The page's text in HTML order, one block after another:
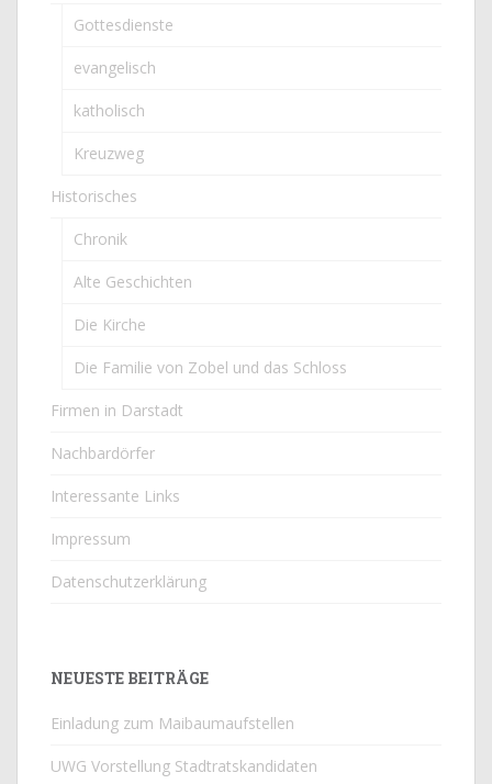
Gottesdienste
evangelisch
katholisch
Kreuzweg
Historisches
Chronik
Alte Geschichten
Die Kirche
Die Familie von Zobel und das Schloss
Firmen in Darstadt
Nachbardörfer
Interessante Links
Impressum
Datenschutzerklärung
NEUESTE BEITRÄGE
Einladung zum Maibaumaufstellen
UWG Vorstellung Stadtratskandidaten